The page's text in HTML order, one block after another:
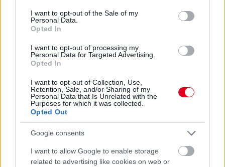
consent section.
I want to opt-out of the Sale of my
Personal Data.
Opted In
I want to opt-out of processing my
Personal Data for Targeted Advertising.
Opted In
I want to opt-out of Collection, Use,
Retention, Sale, and/or Sharing of my
Personal Data that Is Unrelated with the
Purposes for which it was collected.
Opted Out
Google consents
I want to allow Google to enable storage
related to advertising like cookies on web or
ártatlanságát, Raikkönen egy évvel hosszabbított: ezek voltak
az F1-es hírek augusztus 19-én.
Hallgasd meg a Formula Podcast
legfrissebb adását!